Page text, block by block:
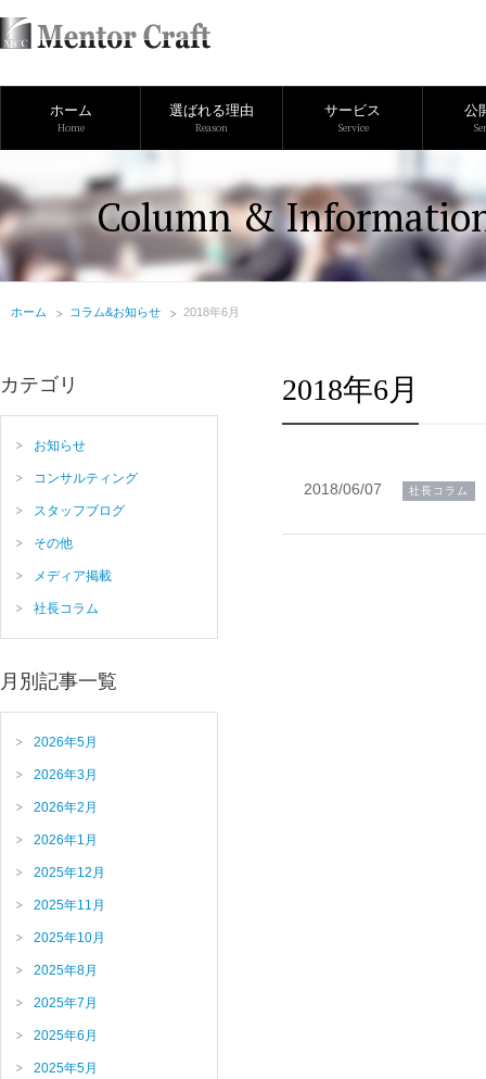
ホーム
Home
選ばれる理由
Reason
サービス
Service
公
Column &
ホーム コラム&お知らせ 2018年6月
2018年6月
2018/06/07 社長コラム
カテゴリ
お知らせ
コンサルティング
スタッフブログ
その他
メディア掲載
社長コラム
月別記事一覧
2026年5月
2026年3月
2026年2月
2026年1月
2025年12月
2025年11月
2025年10月
2025年8月
2025年7月
2025年6月
2025年5月